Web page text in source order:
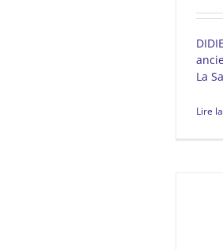
La
Lire